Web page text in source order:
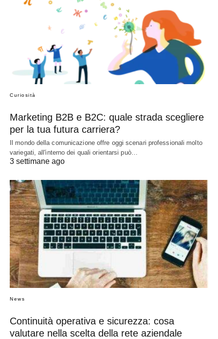
Curiosità
Marketing B2B e B2C: quale strada scegliere
per la tua futura carriera?
Il mondo della comunicazione offre oggi scenari professionali molto
variegati, all'interno dei quali orientarsi può…
3 settimane ago
News
Continuità operativa e sicurezza: cosa
valutare nella scelta della rete aziendale